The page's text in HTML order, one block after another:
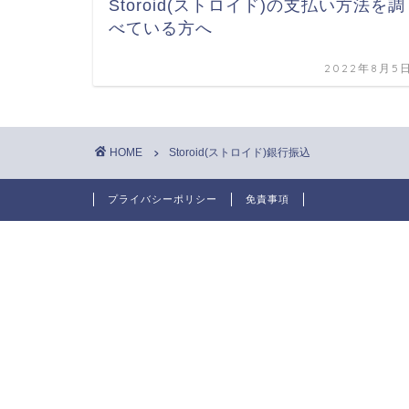
Storoid(ストロイド)の支払い方法を調
べている方へ
2022年8月5
HOME Storoid(ストロイド)銀行振込
プライバシーポリシー 免責事項